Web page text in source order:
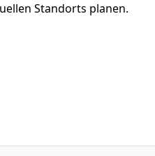
Standorts planen.